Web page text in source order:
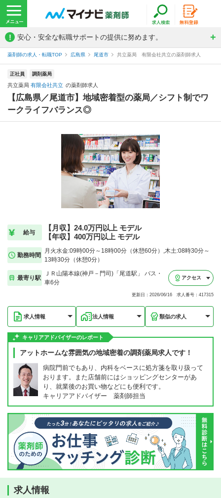
! 安心・安全な転職サポートの提供に努めます。
薬剤師の求人・転職TOP 広島県 尾道市 共立薬局 有限会社共立の薬剤師求人
正社員 調剤薬局
共立薬局 有限会社共立 の薬剤師求人
【広島県／尾道市】地域密着型の薬局／シフト制でワ
ークライフバランス◎
給与
【月収】24.0万円以上 モデル
【年収】400万円以上 モデル
勤務時間
月火水金:09時00分～18時00分（休憩60分）,木土:08時30分～
13時30分（休憩0分）
最寄り駅
ＪＲ山陽本線(神戸－門司)「尾道駅」 バス・
車6分
アクセス
更新日：2026/06/16 求人番号：417315
求人情報 法人情報 類似の求人
キャリアアドバイザーのレポート
アットホームな雰囲気の地域密着の調剤薬局求人です！
病院門前でもあり、内科をベースに処方箋を取り扱って
おります。また店舗前にはショッピングセンターがあ
り、就業後のお買い物などにも便利です。
キャリアアドバイザー 薬剤師担当
求人情報